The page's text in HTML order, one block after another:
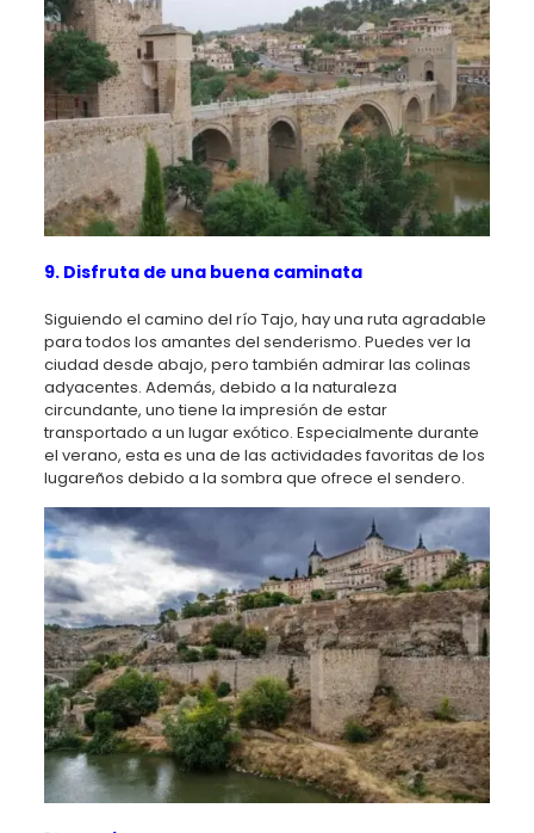
9. Disfruta de una buena caminata
Siguiendo el camino del río Tajo, hay una ruta agradable
para todos los amantes del senderismo. Puedes ver la
ciudad desde abajo, pero también admirar las colinas
adyacentes. Además, debido a la naturaleza
circundante, uno tiene la impresión de estar
transportado a un lugar exótico. Especialmente durante
el verano, esta es una de las actividades favoritas de los
lugareños debido a la sombra que ofrece el sendero.